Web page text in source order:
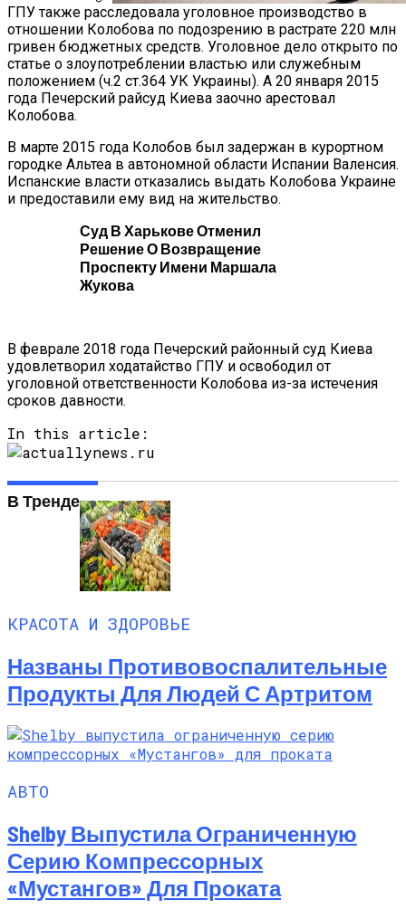
Названы Подержанные Автомобили
Из Европы, Которые Чаще Всего
Покупают Украинцы
ГПУ также расследовала уголовное производство в
отношении Колобова по подозрению в растрате 220 млн
гривен бюджетных средств. Уголовное дело открыто по
статье о злоупотреблении властью или служебным
положением (ч.2 ст.364 УК Украины). А 20 января 2015
года Печерский райсуд Киева заочно арестовал
Колобова.
В марте 2015 года Колобов был задержан в курортном
городке Альтеа в автономной области Испании Валенсия.
Испанские власти отказались выдать Колобова Украине
и предоставили ему вид на жительство.
Суд В Харькове Отменил
Решение О Возвращение
Проспекту Имени Маршала
Жукова
В феврале 2018 года Печерский районный суд Киева
удовлетворил ходатайство ГПУ и освободил от
уголовной ответственности Колобова из-за истечения
сроков давности.
In this article:
В Тренде
КРАСОТА И ЗДОРОВЬЕ
Названы Противовоспалительные
Продукты Для Людей С Артритом
АВТО
Shelby Выпустила Ограниченную
Серию Компрессорных
«Мустангов» Для Проката